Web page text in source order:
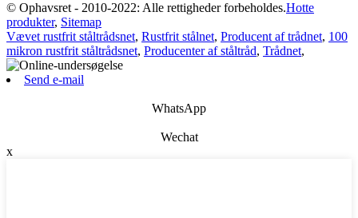
© Ophavsret - 2010-2022: Alle rettigheder forbeholdes.Hotte
produkter, Sitemap
Vævet rustfrit ståltrådsnet, Rustfrit stålnet, Producent af trådnet, 100
mikron rustfrit ståltrådsnet, Producenter af ståltråd, Trådnet,
Send e-mail
WhatsApp
Wechat
x